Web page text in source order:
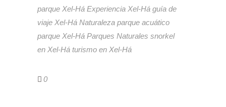
parque Xel-Há Experiencia Xel-Há guía de
viaje Xel-Há Naturaleza parque acuático
parque Xel-Há Parques Naturales snorkel
en Xel-Há turismo en Xel-Há
0